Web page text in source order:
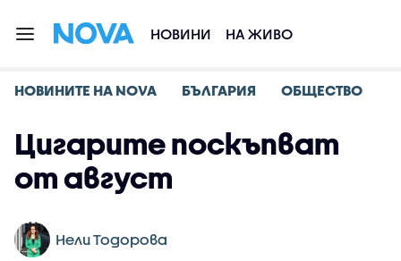
НОВИНИ НА ЖИВО
НОВИНИТЕ НА NOVA БЪЛГАРИЯ ОБЩЕСТВО
Цигарите поскъпват
от август
Нели Тодорова